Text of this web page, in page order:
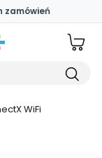
zamówień
WiFi